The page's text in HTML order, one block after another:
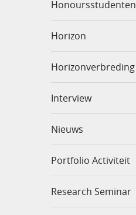
Honoursstudenten
Horizon
Horizonverbreding
Interview
Nieuws
Portfolio Activiteit
Research Seminar